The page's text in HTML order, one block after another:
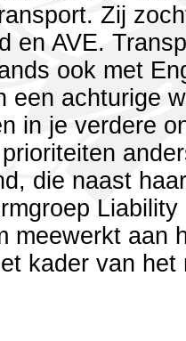
Zij
en AVE.
ook met
een achturige
in je verdere
die naast
meewerkt aan
kader van